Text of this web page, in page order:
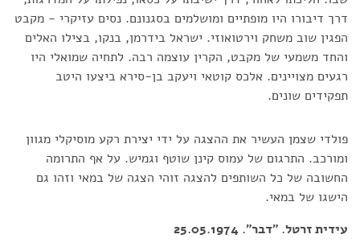
דרך דיבורו היו מופתיים ומושלמים בסגנונם. נסים עזיקרי - מקבט
הפגין שוב משחק וירטואוזי. ישראל בידרמן, בנקו, בצילו האלים
והחד משמעי של מקבט, הקרין עוצמה רבה. לתחיה שמואלי היו
רגעים מצויינים. אלכס קוטאי ויעקב בן-סירא ביצעו היטב
תפקידים שונים.
פולדי שצמן העשיר את ההצגה על ידי יצירת רקע מוסיקלי מגוון
ומורכב. התרגום של עמוס קינן שוטף וגמיש. על אף התרומה
החשובה של כל השותפים להצגה זוהי הצגה של במאי וזהו גם
הישגו של במאי.
עידית זרטל. "דבר". 25.05.1974